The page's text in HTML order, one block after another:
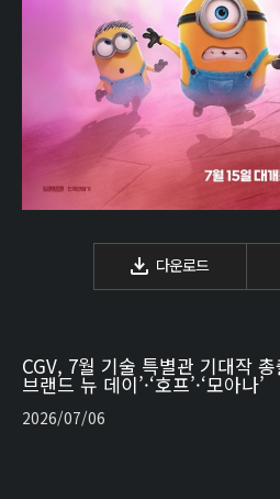
다운로드
CGV, 7월 기술 특별관 기대작
브랜드 뉴 데이’·‘호프’·‘모아나’
2026/07/06